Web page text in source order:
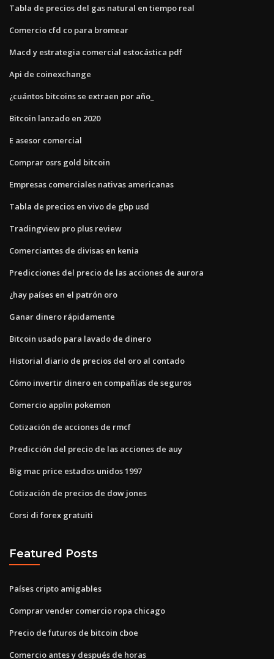
Tabla de precios del gas natural en tiempo real
Comercio cfd co para bromear
Macd y estrategia comercial estocástica pdf
Api de coinexchange
¿cuántos bitcoins se extraen por año_
Bitcoin lanzado en 2020
E asesor comercial
Comprar osrs gold bitcoin
Empresas comerciales nativas americanas
Tabla de precios en vivo de gbp usd
Tradingview pro plus review
Comerciantes de divisas en kenia
Predicciones del precio de las acciones de aurora
¿hay países en el patrón oro
Ganar dinero rápidamente
Bitcoin usado para lavado de dinero
Historial diario de precios del oro al contado
Cómo invertir dinero en compañías de seguros
Comercio applin pokemon
Cotización de acciones de rmcf
Predicción del precio de las acciones de auy
Big mac price estados unidos 1997
Cotización de precios de dow jones
Corsi di forex gratuiti
Featured Posts
Países cripto amigables
Comprar vender comercio ropa chicago
Precio de futuros de bitcoin cboe
Comercio antes y después de horas